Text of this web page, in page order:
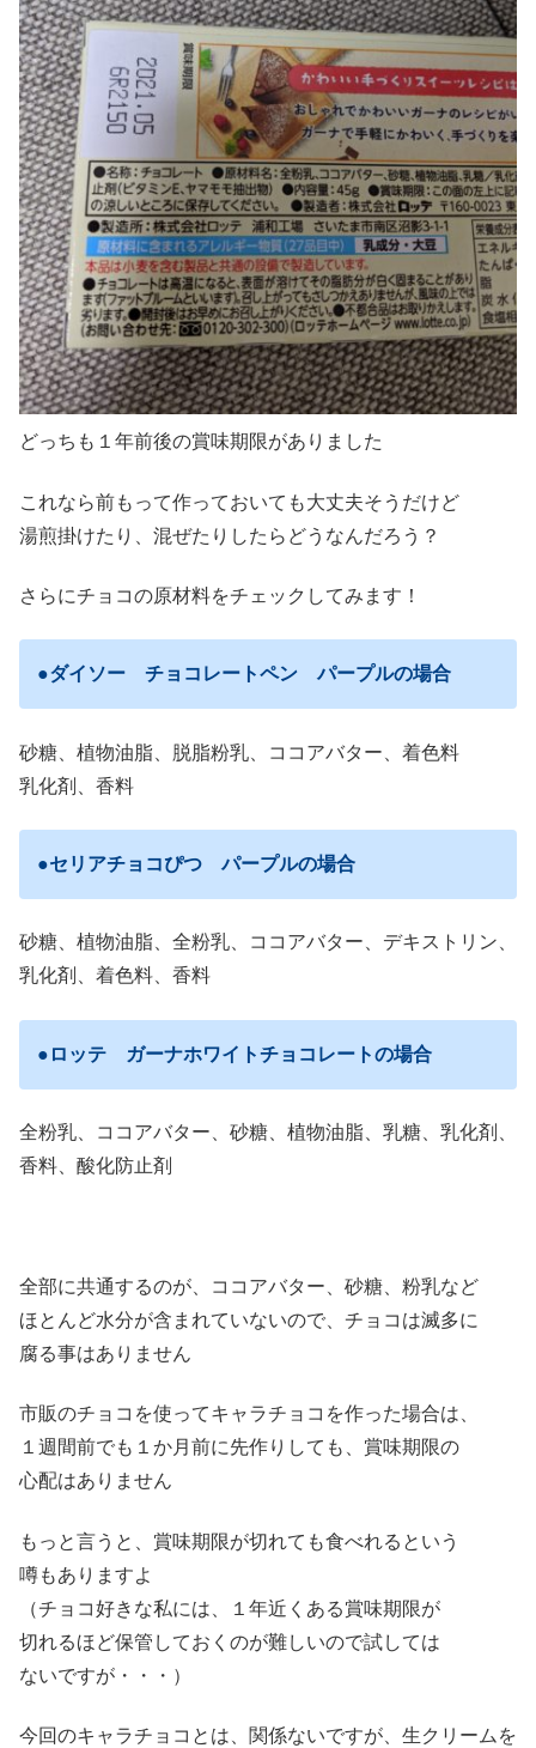
どっちも１年前後の賞味期限がありました
これなら前もって作っておいても大丈夫そうだけど
湯煎掛けたり、混ぜたりしたらどうなんだろう？
さらにチョコの原材料をチェックしてみます！
●ダイソー チョコレートペン パープルの場合
砂糖、植物油脂、脱脂粉乳、ココアバター、着色料
乳化剤、香料
●セリアチョコぴつ パープルの場合
砂糖、植物油脂、全粉乳、ココアバター、デキストリン、
乳化剤、着色料、香料
●ロッテ ガーナホワイトチョコレートの場合
全粉乳、ココアバター、砂糖、植物油脂、乳糖、乳化剤、
香料、酸化防止剤
全部に共通するのが、ココアバター、砂糖、粉乳など
ほとんど水分が含まれていないので、チョコは滅多に
腐る事はありません
市販のチョコを使ってキャラチョコを作った場合は、
１週間前でも１か月前に先作りしても、賞味期限の
心配はありません
もっと言うと、賞味期限が切れても食べれるという
噂もありますよ
（チョコ好きな私には、１年近くある賞味期限が
切れるほど保管しておくのが難しいので試しては
ないですが・・・）
今回のキャラチョコとは、関係ないですが、生クリームを